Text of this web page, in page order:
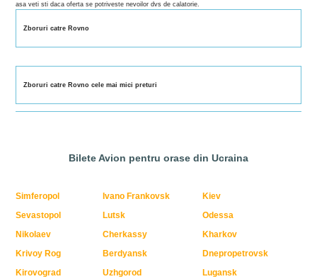
asa veti sti daca oferta se potriveste nevoilor dvs de calatorie.
Zboruri catre Rovno
Zboruri catre Rovno cele mai mici preturi
Bilete Avion pentru orase din Ucraina
Simferopol Ivano Frankovsk
Kiev
Sevastopol
Lutsk
Odessa
Nikolaev
Cherkassy
Kharkov
Krivoy Rog
Berdyansk
Dnepropetrovsk
Kirovograd
Uzhgorod
Lugansk